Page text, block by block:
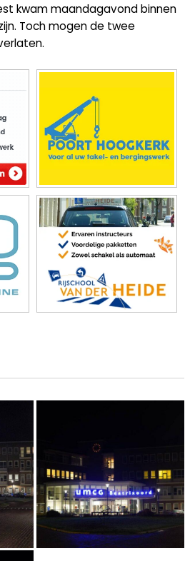
kwam maandagavond binnen
Toch mogen de twee